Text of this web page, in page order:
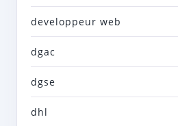
developpeur web
dgac
dgse
dhl